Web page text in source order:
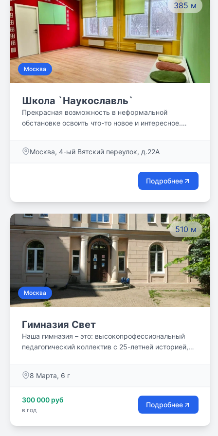
среднем общем образовании.
385 м
Москва
Школа `Наукославль`
Прекрасная возможность в неформальной
обстановке освоить что-то новое и интересное.
программа, поддержка всех форм образования.
профессиональных навыков, серьезная подготовка
Москва, 4-ый Вятский переулок, д.22А
Подробнее
510 м
Москва
Гимназия Свет
Наша гимназия – это: высокопрофессиональный
педагогический коллектив с 25-летней историей,
дополнительных занятиях.
8 Марта, 6 г
300 000 руб
в год
Подробнее